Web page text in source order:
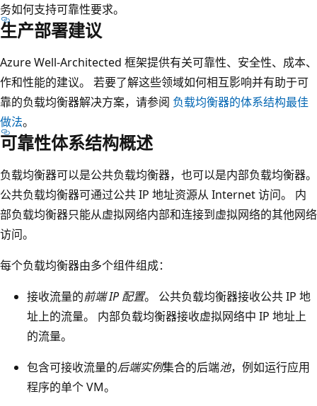
务如何支持可靠性要求。
生产部署建议
Azure Well-Architected 框架提供有关可靠性、安全性、成本、
作和性能的建议。 若要了解这些领域如何相互影响并有助于可
靠的负载均衡器解决方案，请参阅 负载均衡器的体系结构最佳
做法。
可靠性体系结构概述
负载均衡器可以是公共负载均衡器，也可以是内部负载均衡器。
公共负载均衡器可通过公共 IP 地址资源从 Internet 访问。 内
部负载均衡器只能从虚拟网络内部和连接到虚拟网络的其他网络
访问。
每个负载均衡器由多个组件组成：
接收流量的前端 IP 配置。 公共负载均衡器接收公共 IP 地
址上的流量。 内部负载均衡器接收虚拟网络中 IP 地址上
的流量。
包含可接收流量的后端实例集合的后端池，例如运行应用
程序的单个 VM。